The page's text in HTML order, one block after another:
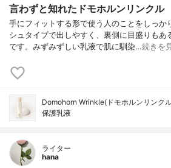
言わずと知れたドモホルンリンクル
手にフィットする形で使う人のことをしっか
シュタイプで出しやすく、裏側に目盛りもあ
です。みずみずしい乳液で肌に馴染…続きを
Domohorn Wrinkle(ドモホルンリンク
保護乳液
ライター
hana